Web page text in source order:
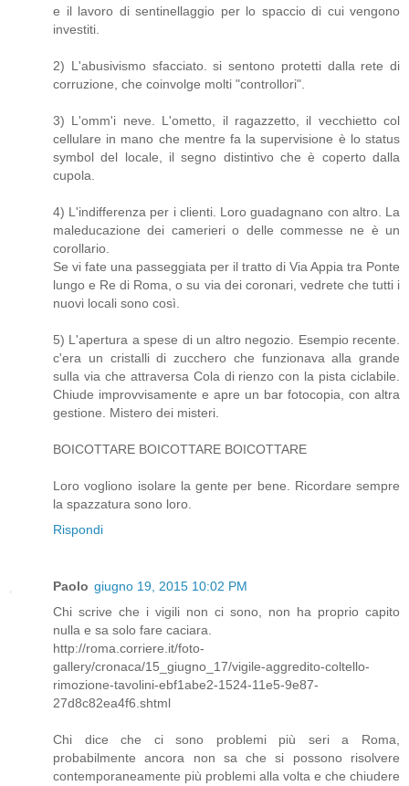
e il lavoro di sentinellaggio per lo spaccio di cui vengono
investiti.
2) L'abusivismo sfacciato. si sentono protetti dalla rete di
corruzione, che coinvolge molti "controllori".
3) L'omm'i neve. L'ometto, il ragazzetto, il vecchietto col
cellulare in mano che mentre fa la supervisione è lo status
symbol del locale, il segno distintivo che è coperto dalla
cupola.
4) L'indifferenza per i clienti. Loro guadagnano con altro. La
maleducazione dei camerieri o delle commesse ne è un
corollario.
Se vi fate una passeggiata per il tratto di Via Appia tra Ponte
lungo e Re di Roma, o su via dei coronari, vedrete che tutti i
nuovi locali sono così.
5) L'apertura a spese di un altro negozio. Esempio recente.
c'era un cristalli di zucchero che funzionava alla grande
sulla via che attraversa Cola di rienzo con la pista ciclabile.
Chiude improvvisamente e apre un bar fotocopia, con altra
gestione. Mistero dei misteri.
BOICOTTARE BOICOTTARE BOICOTTARE
Loro vogliono isolare la gente per bene. Ricordare sempre
la spazzatura sono loro.
Rispondi
Paolo giugno 19, 2015 10:02 PM
Chi scrive che i vigili non ci sono, non ha proprio capito
nulla e sa solo fare caciara.
http://roma.corriere.it/foto-
gallery/cronaca/15_giugno_17/vigile-aggredito-coltello-
rimozione-tavolini-ebf1abe2-1524-11e5-9e87-
27d8c82ea4f6.shtml
Chi dice che ci sono problemi più seri a Roma,
probabilmente ancora non sa che si possono risolvere
contemporaneamente più problemi alla volta e che chiudere